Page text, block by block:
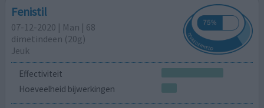
Fenistil
07-12-2020 | Man | 68
dimetindeen (20g)
Jeuk
Effectiviteit
Hoeveelheid bijwerkingen